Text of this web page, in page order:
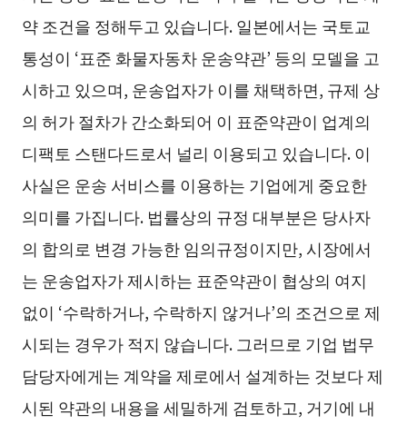
약 조건을 정해두고 있습니다. 일본에서는 국토교
통성이 ‘표준 화물자동차 운송약관’ 등의 모델을 고
시하고 있으며, 운송업자가 이를 채택하면, 규제 상
의 허가 절차가 간소화되어 이 표준약관이 업계의
디팩토 스탠다드로서 널리 이용되고 있습니다. 이
사실은 운송 서비스를 이용하는 기업에게 중요한
의미를 가집니다. 법률상의 규정 대부분은 당사자
의 합의로 변경 가능한 임의규정이지만, 시장에서
는 운송업자가 제시하는 표준약관이 협상의 여지
없이 ‘수락하거나, 수락하지 않거나’의 조건으로 제
시되는 경우가 적지 않습니다. 그러므로 기업 법무
담당자에게는 계약을 제로에서 설계하는 것보다 제
시된 약관의 내용을 세밀하게 검토하고, 거기에 내